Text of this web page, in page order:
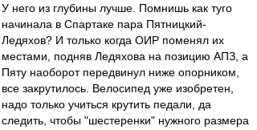
У него из глубины лучше. Помнишь как туго
начинала в Спартаке пара Пятницкий-
Ледяхов? И только когда ОИР поменял их
местами, подняв Ледяхова на позицию АПЗ, а
Пяту наоборот передвинул ниже опорником,
все закрутилось. Велосипед уже изобретен,
надо только учиться крутить педали, да
следить, чтобы "шестеренки" нужного размера